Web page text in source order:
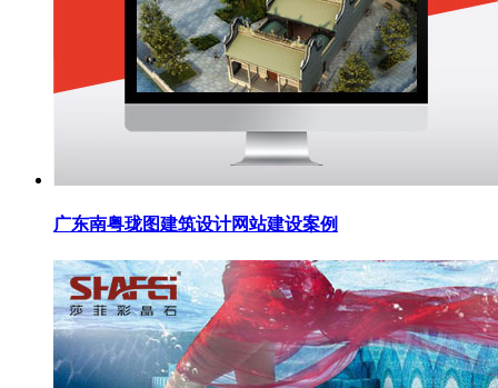
广东南粤珑图建筑设计网站建设案例